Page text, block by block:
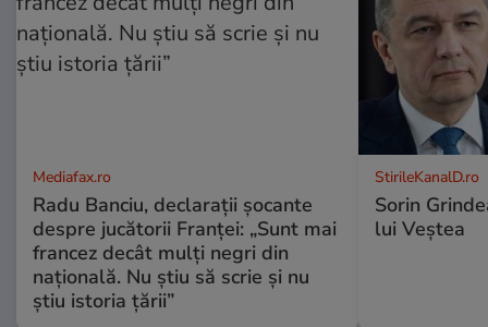
Mediafax.ro
Radu Banciu, declarații șocante
despre jucătorii Franței: „Sunt mai
francez decât mulți negri din
națională. Nu știu să scrie și nu
știu istoria țării”
StirileKanalD.ro
Sorin
lui Veștea